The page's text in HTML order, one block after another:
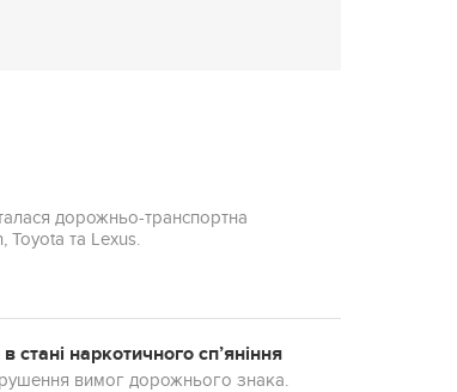
дорожньо-транспортна
Toyota та Lexus.
стані наркотичного сп’яніння
вимог дорожнього знака.